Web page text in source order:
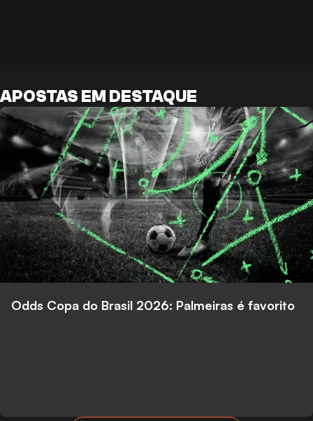
APOSTAS EM DESTAQUE
Odds Copa do Brasil 2026: Palmeiras é favorito